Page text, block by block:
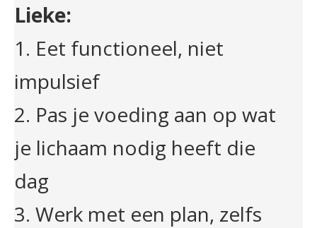
Lieke:
1. Eet functioneel, niet
impulsief
2. Pas je voeding aan op wat
je lichaam nodig heeft die
dag
3. Werk met een plan, zelfs